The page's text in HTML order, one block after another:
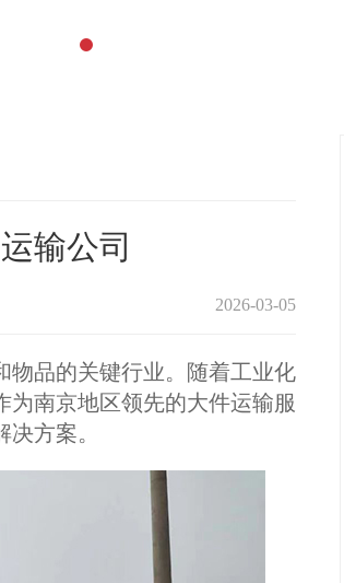
输公司
2026-03-05
品的关键行业。随着工业化
为南京地区领先的大件运输服
方案。